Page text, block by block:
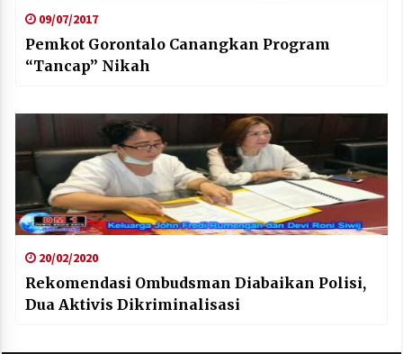
09/07/2017
Pemkot Gorontalo Canangkan Program
“Tancap” Nikah
20/02/2020
Rekomendasi Ombudsman Diabaikan Polisi,
Dua Aktivis Dikriminalisasi